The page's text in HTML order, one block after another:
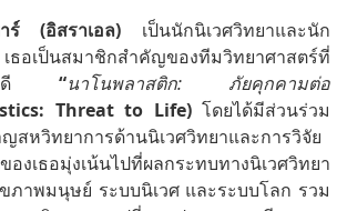
ร์(อิสราเอล) เป็นนักนิเวศวิทยาและนัก
อเป็นสมาชิกสำคัญของทีมวิทยาศาสตร์ที่
รคดี “นาโนพลาสติก: ภัยคุกคามต่อ
Threat to Life)โดยได้มีส่วนร่วม
สหวิทยาการด้านนิเวศวิทยาและการวิจัย
งเธอมุ่งเน้นไปที่ผลกระทบทางนิเวศวิทยา
ภาพมนุษย์ ระบบนิเวศ และระบบโลก รวม